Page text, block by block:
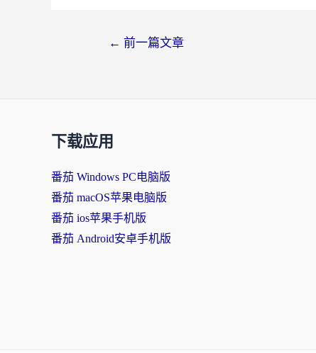
← 前一篇文章
下载应用
番茄 Windows PC电脑版
番茄 macOS苹果电脑版
番茄 ios苹果手机版
番茄 Android安卓手机版